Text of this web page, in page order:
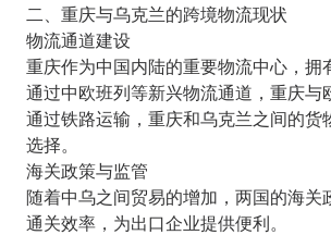
二、重庆与乌克兰的跨境物流现状
物流通道建设
重庆作为中国内陆的重要物流中心，
通过中欧班列等新兴物流通道，重庆与
通过铁路运输，重庆和乌克兰之间的
选择。
海关政策与监管
随着中乌之间贸易的增加，两国的海
通关效率，为出口企业提供便利。